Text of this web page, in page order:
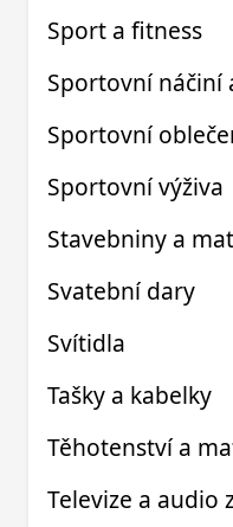
Sport a fitness
Sportovní náčiní
Sportovní
Sportovní výživa
Stavebniny a
Svatební dary
Svítidla
Tašky a kabelky
Těhotenství a
Televize a audio